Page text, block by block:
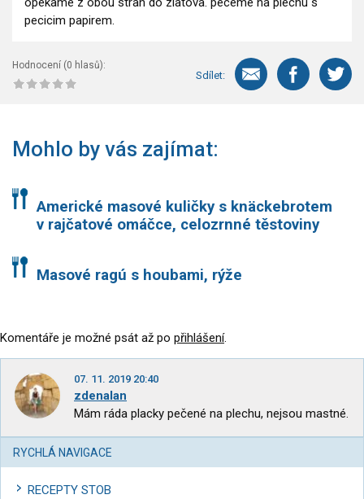
pecicim papirem.
Hodnocení (0 hlasů):
Sdílet:
Mohlo by vás zajímat:
Americké masové kuličky s knäckebrotem
v rajčatové omáčce, celozrnné těstoviny
Masové ragú s houbami, rýže
Komentáře je možné psát až po přihlášení.
07. 11. 2019 20:40
zdenalan
Mám ráda placky pečené na plechu, nejsou mastné.
RYCHLÁ NAVIGACE
RECEPTY STOB